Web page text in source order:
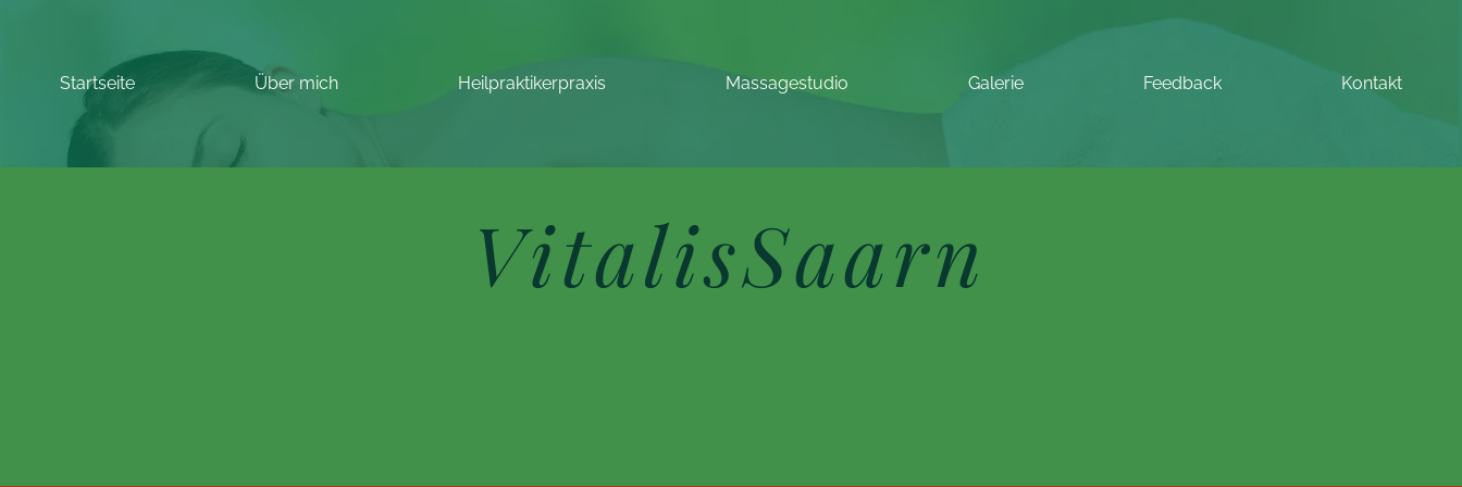
Startseite Über mich Heilpraktikerpraxis Massagestudio Galerie Feedback Kontakt
VitalisSaarn